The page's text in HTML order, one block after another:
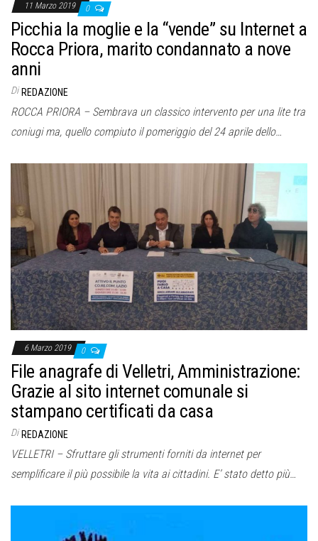
11 Marzo 2019 0
Picchia la moglie e la “vende” su Internet a
Rocca Priora, marito condannato a nove
anni
Di REDAZIONE
ROCCA PRIORA – Sembrava un classico intervento per una lite tra
coniugi ma, quello compiuto il pomeriggio del 24 aprile dello…
6 Marzo 2019 0
File anagrafe di Velletri, Amministrazione:
Grazie al sito internet comunale si
stampano certificati da casa
Di REDAZIONE
VELLETRI – Sfruttare gli strumenti forniti da internet per
semplificare il più possibile la vita ai cittadini. E’ stato detto più…